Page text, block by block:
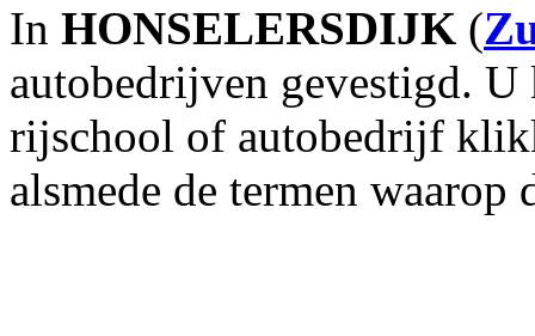
In HONSELERSDIJK (
autobedrijven gevestigd. U
rijschool of autobedrijf
alsmede de termen waarop